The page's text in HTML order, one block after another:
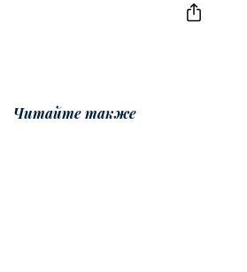
Читайте также